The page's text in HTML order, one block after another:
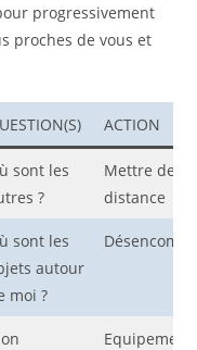
progressivement
proches de vous et
ACTION
sont les
?
Mettre de la
distance
sont les
autour
moi ?
Equipement